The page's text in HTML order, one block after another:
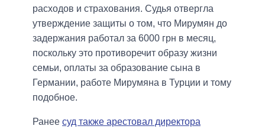
расходов и страхования. Судья отвергла
утверждение защиты о том, что Мирумян до
задержания работал за 6000 грн в месяц,
поскольку это противоречит образу жизни
семьи, оплаты за образование сына в
Германии, работе Мирумяна в Турции и тому
подобное.
Ранее суд также арестовал директора